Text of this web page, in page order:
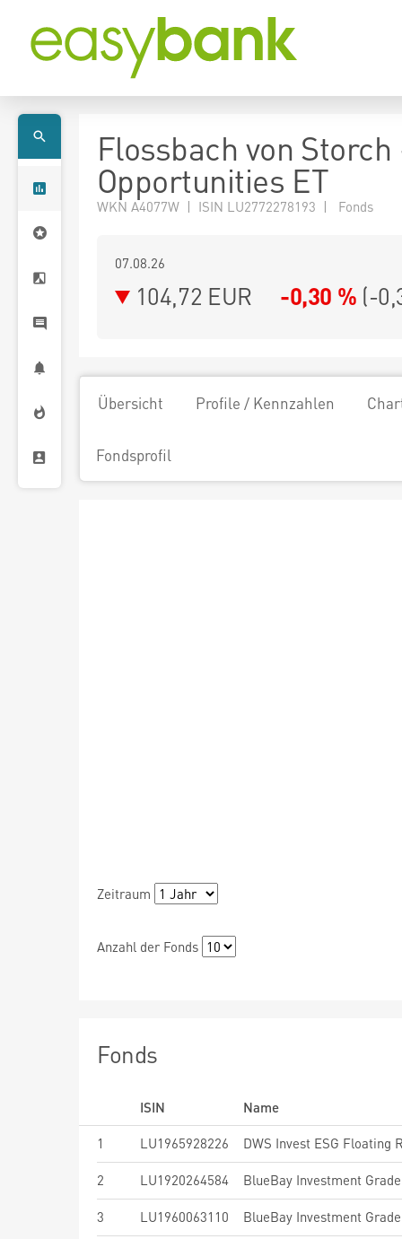
Flossbach von
Opportunities ET
WKN A4077W | ISIN LU2772278193 | Fonds
07.08.26
104,72 EUR -0,30 % (-
Übersicht Profile / Kennzahlen
Fondsprofil
Zeitraum
Anzahl der Fonds
Fonds
ISIN
Name
1
LU1965928226 DWS Invest ESG Floating
2 LU1920264584
3 LU1960063110